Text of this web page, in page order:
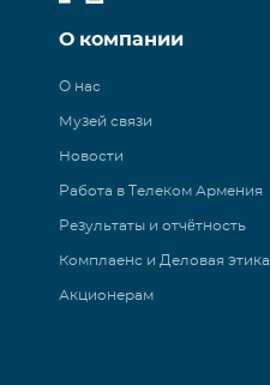
О компании
О нас
Музей связи
Новости
Работа в Телеком Армения
Результаты и отчётность
Комплаенс и Деловая этика
Акционерам